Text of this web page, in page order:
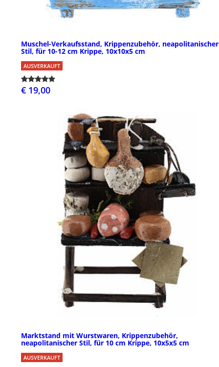
Muschel-Verkaufsstand, Krippenzubehör, neapolitanischer
Stil, für 10-12 cm Krippe, 10x10x5 cm
AUSVERKAUFT
€ 19,00
Marktstand mit Wurstwaren, Krippenzubehör,
neapolitanischer Stil, für 10 cm Krippe, 10x5x5 cm
AUSVERKAUFT